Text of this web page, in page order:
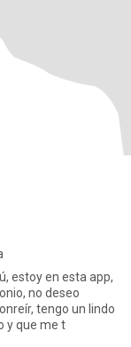
estoy en esta app,
no deseo
tengo un lindo
y que me t